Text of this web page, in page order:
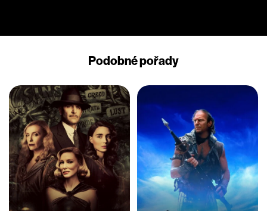
Podobné pořady